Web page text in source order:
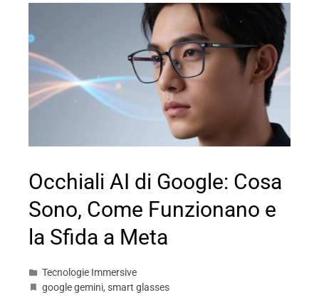
Occhiali AI di Google: Cosa
Sono, Come Funzionano e
la Sfida a Meta
Tecnologie Immersive
google gemini, smart glasses